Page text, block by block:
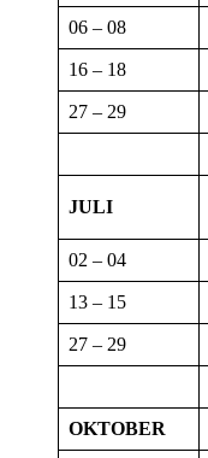
06 – 08
16 – 18
27 – 29
JULI
02 – 04
13 – 15
27 – 29
OKTOBER